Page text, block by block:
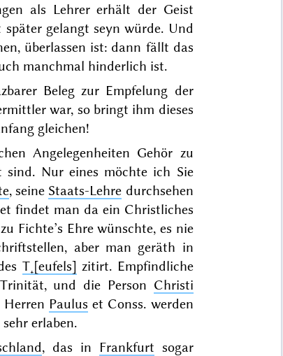
als Lehrer erhält der Geist
gelangt seyn würde. Und
überlassen ist: dann fällt das
manchmal hinderlich ist.
Beleg zur Empfelung der
war, so bringt ihm dieses
gleichen!
Angelegenheiten Gehör zu
sind. Nur eines möchte ich Sie
, seine Staats-Lehre durchsehen
findet man da ein Christliches
Fichte’s Ehre wünschte, es nie
aber man geräth in
T˖[eufels] zitirt. Empfindliche
und die Person Christi
Herren Paulus et Conss. werden
erlaben.
, das in Frankfurt sogar